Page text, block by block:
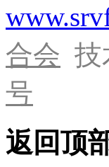
合会 技
号
返回顶